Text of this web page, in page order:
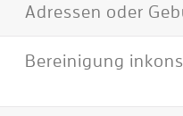
Adressen oder
Bereinigung